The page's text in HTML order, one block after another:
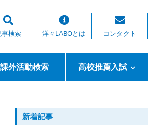
検索 洋々LABOとは コンタクト
課外活動検索 高校推薦入試
新着記事